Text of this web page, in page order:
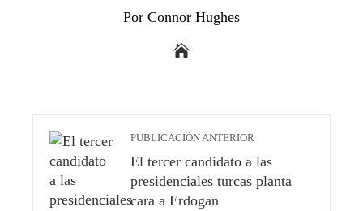
Por Connor Hughes
PUBLICACIÓN ANTERIOR
El tercer candidato a las
presidenciales turcas planta
cara a Erdogan